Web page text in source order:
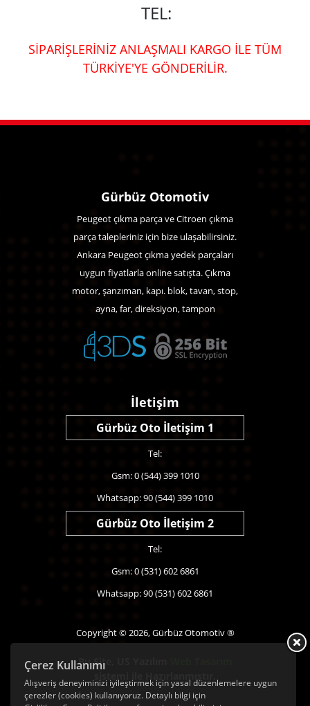
TEL:
SİPARİŞLERİNİZ ANLAŞMALI KARGO İLE TÜM
TÜRKİYE'YE GÖNDERİLİR.
Çerez Kullanımı
Alışveriş deneyiminizi iyileştirmek için yasal düzenlemelere uygun
çerezler (cookies) kullanıyoruz. Detaylı bilgi için
Gürbüz Otomotiv
Peugeot çıkma parça ve Citroen çıkma
parça talepleriniz için bize ulaşabilirsiniz.
Ankara Peugeot çıkma yedek parçaları
uygun fiyatlarla online satışta. Çıkma
motor, şanzıman, kapı. blok, tavan, stop,
ayna, far, direksiyon, tampon
İletişim
Gürbüz Oto İletişim 1
Tel:
Gsm: 0 (544) 399 1010
Whatsapp: 90 (544) 399 1010
Gürbüz Oto İletişim 2
Tel:
Gsm: 0 (531) 602 6861
Whatsapp: 90 (531) 602 6861
Copyright © 2026, Gürbüz Otomotiv ®
Bu Site,